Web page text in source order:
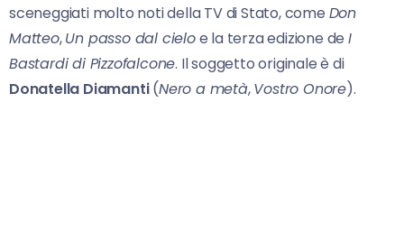
sceneggiati molto noti della TV di Stato, come Don
Matteo,Un passo dal cieloe la terza edizione deI
Bastardi di Pizzofalcone. Il soggetto originale è di
Donatella Diamanti(Nero a metà,Vostro Onore).